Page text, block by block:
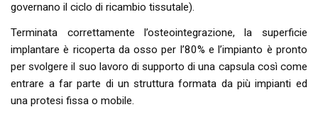
governano il ciclo di ricambio tissutale).
Terminata correttamente l’osteointegrazione, la superficie
implantare è ricoperta da osso per l’80% e l’impianto è pronto
per svolgere il suo lavoro di supporto di una capsula così come
entrare a far parte di un struttura formata da più impianti ed
una protesi fissa o mobile.